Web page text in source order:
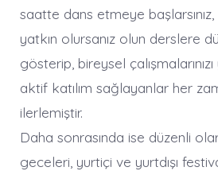
saatte dans etmeye
yatkın olursanız olun derslere
gösterip, bireysel
aktif katılım sağlayanlar her
ilerlemiştir.
Daha sonrasında ise düzenli
geceleri, yurtiçi ve yurtdışı